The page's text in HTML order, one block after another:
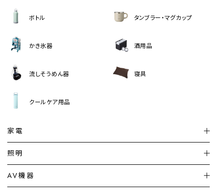
ボトル タンブラー・マグカップ
かき氷器 酒用品
流しそうめん器 寝具
クールケア用品
家電
加湿器・空気清浄機
照明
シーリングライト
AV機器